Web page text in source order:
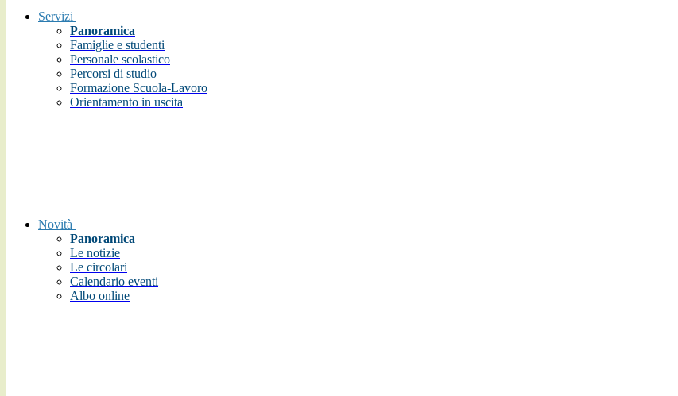
Servizi
Panoramica
Famiglie e studenti
Personale scolastico
Percorsi di studio
Formazione Scuola-Lavoro
Orientamento in uscita
Novità
Panoramica
Le notizie
Le circolari
Calendario eventi
Albo online